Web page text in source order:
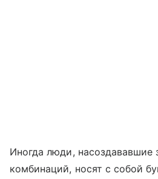
Иногда люди, насоздававшие
комбинаций, носят с собой